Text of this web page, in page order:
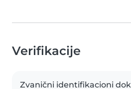
Verifikacije
Zvanični identifikacioni